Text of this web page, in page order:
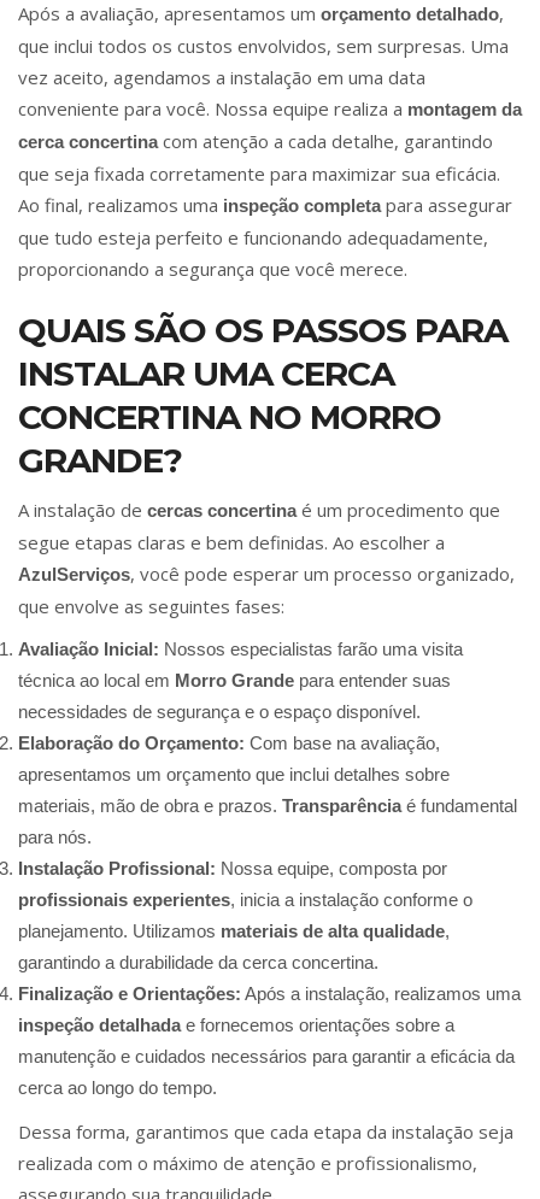
Após a avaliação, apresentamos um orçamento detalhado,
que inclui todos os custos envolvidos, sem surpresas. Uma
vez aceito, agendamos a instalação em uma data
conveniente para você. Nossa equipe realiza a montagem da
cerca concertinacom atenção a cada detalhe, garantindo
que seja fixada corretamente para maximizar sua eficácia.
Ao final, realizamos uma inspeção completapara assegurar
que tudo esteja perfeito e funcionando adequadamente,
proporcionando a segurança que você merece.
QUAIS SÃO OS PASSOS PARA
INSTALAR UMA CERCA
CONCERTINA NO MORRO
GRANDE?
A instalação de cercas concertinaé um procedimento que
segue etapas claras e bem definidas. Ao escolher a
AzulServiços, você pode esperar um processo organizado,
que envolve as seguintes fases:
Avaliação Inicial: Nossos especialistas farão uma visita
técnica ao local em Morro Grande para entender suas
necessidades de segurança e o espaço disponível.
Elaboração do Orçamento: Com base na avaliação,
apresentamos um orçamento que inclui detalhes sobre
materiais, mão de obra e prazos. Transparênciaé fundamental
para nós.
Instalação Profissional: Nossa equipe, composta por
profissionais experientes, inicia a instalação conforme o
planejamento. Utilizamos materiais de alta qualidade,
garantindo a durabilidade da cerca concertina.
Finalização e Orientações: Após a instalação, realizamos uma
inspeção detalhadae fornecemos orientações sobre a
manutenção e cuidados necessários para garantir a eficácia da
cerca ao longo do tempo.
Dessa forma, garantimos que cada etapa da instalação seja
realizada com o máximo de atenção e profissionalismo,